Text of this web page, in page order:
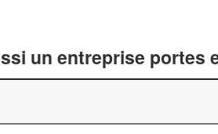
un entreprise